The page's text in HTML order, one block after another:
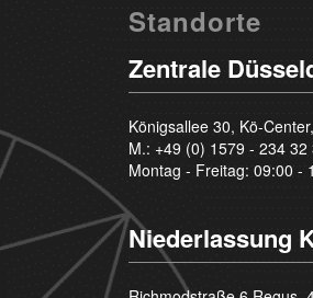
Standorte
Zentrale
Königsallee 30, Kö-
M.: +49 (0) 1579 - 234 32
Montag - Freitag: 09:00 -
Niederlassung